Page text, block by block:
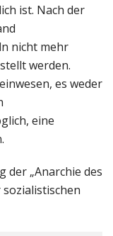
ist. Nach der
nicht mehr
werden.
es weder
eine
der „Anarchie des